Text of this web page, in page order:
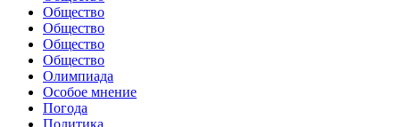
Общество
Общество
Общество
Общество
Олимпиада
Особое мнение
Погода
Политика